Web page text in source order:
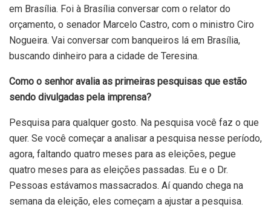
em Brasília. Foi à Brasília conversar com o relator do
orçamento, o senador Marcelo Castro, com o ministro Ciro
Nogueira. Vai conversar com banqueiros lá em Brasília,
buscando dinheiro para a cidade de Teresina.
Como o senhor avalia as primeiras pesquisas que estão
sendo divulgadas pela imprensa?
Pesquisa para qualquer gosto. Na pesquisa você faz o que
quer. Se você começar a analisar a pesquisa nesse período,
agora, faltando quatro meses para as eleições, pegue
quatro meses para as eleições passadas. Eu e o Dr.
Pessoas estávamos massacrados. Aí quando chega na
semana da eleição, eles começam a ajustar a pesquisa.